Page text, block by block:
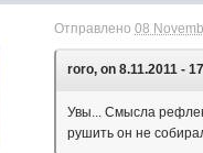
Отправлено08
roro, on 8.11.2011 -
Увы... Смысла
рушить он не